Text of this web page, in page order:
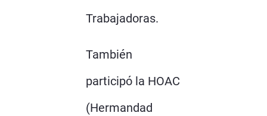
Trabajadoras.
También
participó la HOAC
(Hermandad